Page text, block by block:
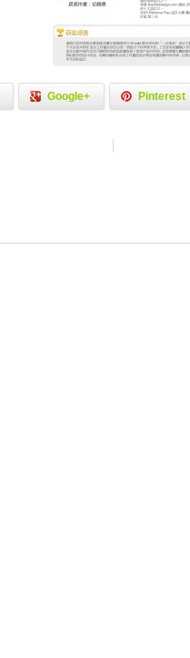
Google+ Pinterest